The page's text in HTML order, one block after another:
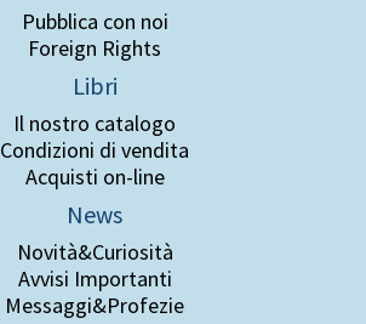
Pubblica con noi
Foreign Rights
Libri
Il nostro catalogo
Condizioni di vendita
Acquisti on-line
News
Novità&Curiosità
Avvisi Importanti
Messaggi&Profezie